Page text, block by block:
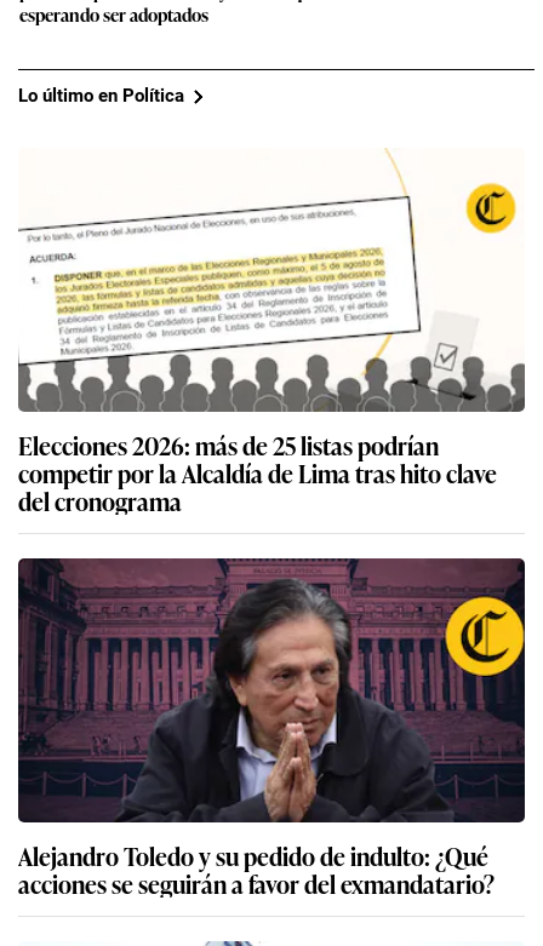
esperando ser adoptados
Lo último en Política
Elecciones 2026: más de 25 listas podrían
competir por la Alcaldía de Lima tras hito clave
del cronograma
Alejandro Toledo y su pedido de indulto: ¿Qué
acciones se seguirán a favor del exmandatario?